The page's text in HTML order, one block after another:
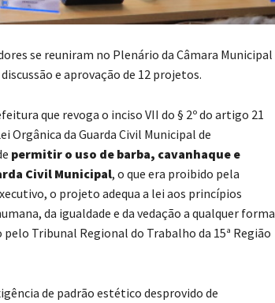
se reuniram no Plenário da Câmara Municipal
e aprovação de 12 projetos.
que revoga o inciso VII do § 2º do artigo 21
Orgânica da Guarda Civil Municipal de
permitir o uso de barba, cavanhaque e
Civil Municipal, o que era proibido pela
o projeto adequa a lei aos princípios
da igualdade e da vedação a qualquer forma
Tribunal Regional do Trabalho da 15ª Região
de padrão estético desprovido de